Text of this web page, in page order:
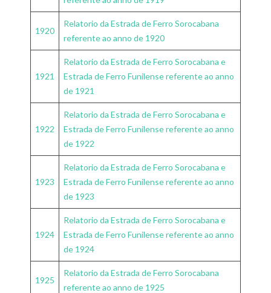
1920
Relatorio da Estrada de Ferro Sorocabana
referente ao anno de 1920
1921
Relatorio da Estrada de Ferro Sorocabana e
Estrada de Ferro Funilense referente ao anno
de 1921
1922
Relatorio da Estrada de Ferro Sorocabana e
Estrada de Ferro Funilense referente ao anno
de 1922
1923
Relatorio da Estrada de Ferro Sorocabana e
Estrada de Ferro Funilense referente ao anno
de 1923
1924
Relatorio da Estrada de Ferro Sorocabana e
Estrada de Ferro Funilense referente ao anno
de 1924
1925
Relatorio da Estrada de Ferro Sorocabana
referente ao anno de 1925